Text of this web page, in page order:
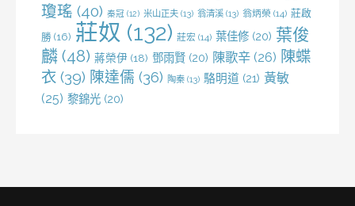
瓊瑤 (40) 秦冠 (12) 米山正夫 (13) 翁清溪 (13) 翁炳榮 (14) 莊啟
勝 (16) 莊奴 (132) 莊宏 (14) 葉佳修 (20) 葉俊
麟 (48) 蔣榮伊 (18) 鄧雨賢 (20) 陳歌辛 (26) 陳蝶
衣 (39) 陳達儒 (36) 陶秦 (13) 駱明道 (21) 黃敏
(25) 黎錦光 (20)